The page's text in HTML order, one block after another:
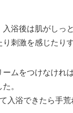
浴後は肌がしっ
刺激を感じたり
ムをつけなけれ
。
入浴できたら手荒